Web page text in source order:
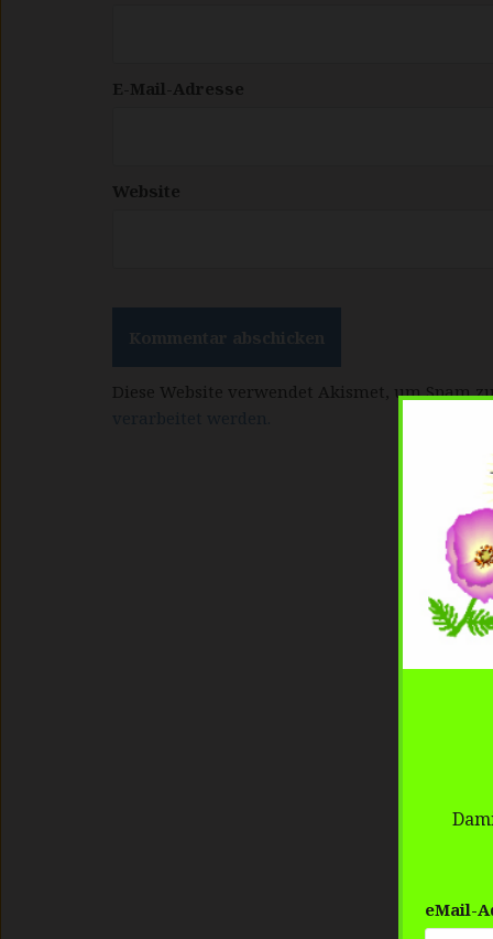
E-Mail-Adresse
Website
Diese Website verwendet Akismet, um Spam
eMail-